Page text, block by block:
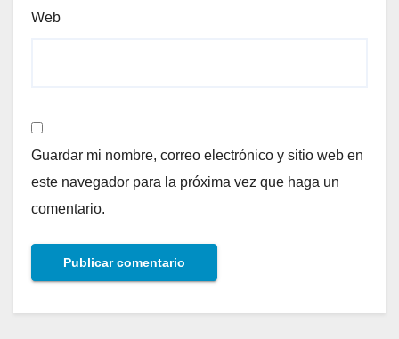
Web
Guardar mi nombre, correo electrónico y sitio web en
este navegador para la próxima vez que haga un
comentario.